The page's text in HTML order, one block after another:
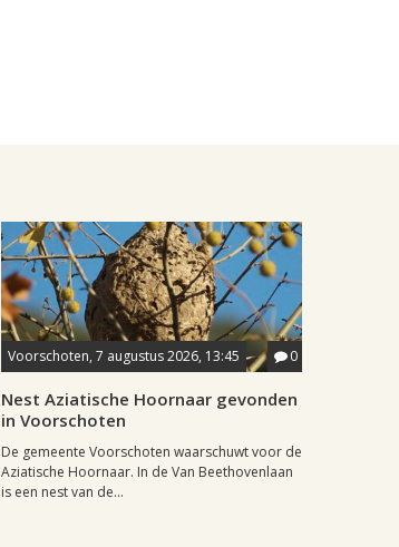
Voorschoten, 7 augustus 2026, 13:45 0
Nest Aziatische Hoornaar gevonden
in Voorschoten
De gemeente Voorschoten waarschuwt voor de
Aziatische Hoornaar. In de Van Beethovenlaan
is een nest van de...